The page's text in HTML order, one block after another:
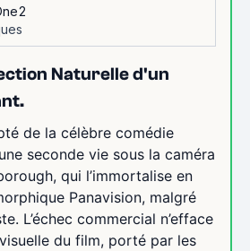
Naturelle d'un
de la célèbre comédie
seconde vie sous la caméra
qui l’immortalise en
Panavision, malgré
L’échec commercial n’efface
du film, porté par les